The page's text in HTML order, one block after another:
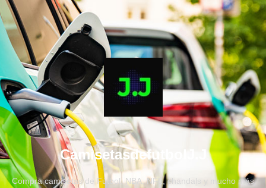
CamisetasdefutbolJ.J
Compra camisetas de Fútbol, NBA, NFL, chandals y mucho más